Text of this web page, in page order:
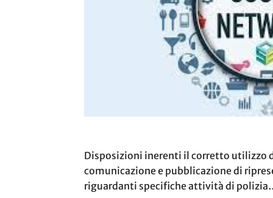
Disposizioni inerenti il corretto utilizzo
comunicazione e pubblicazione di
riguardanti specifiche attività di